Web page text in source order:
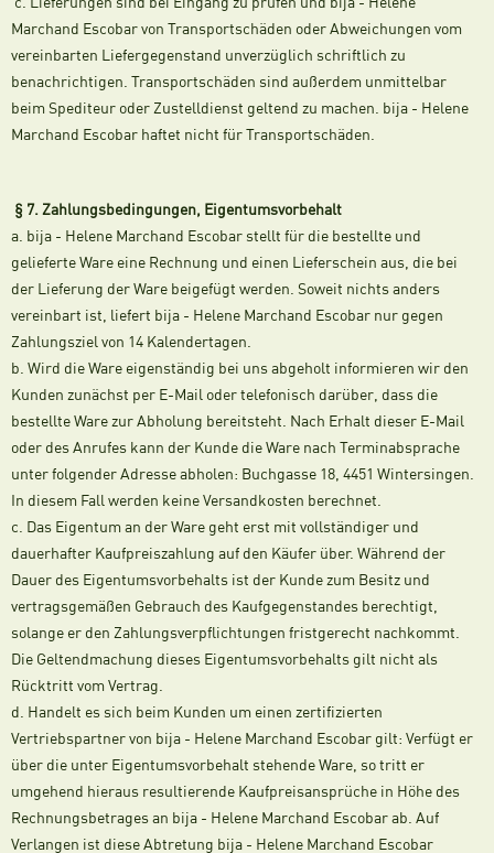
Marchand Escobar von Transportschäden oder Abweichungen vom
vereinbarten Liefergegenstand unverzüglich schriftlich zu
benachrichtigen. Transportschäden sind außerdem unmittelbar
beim Spediteur oder Zustelldienst geltend zu machen. bija - Helene
Marchand Escobar haftet nicht für Transportschäden.
§ 7. Zahlungsbedingungen, Eigentumsvorbehalt
a. bija - Helene Marchand Escobar stellt für die bestellte und
gelieferte Ware eine Rechnung und einen Lieferschein aus, die bei
der Lieferung der Ware beigefügt werden. Soweit nichts anders
vereinbart ist, liefert bija - Helene Marchand Escobar nur gegen
Zahlungsziel von 14 Kalendertagen.
b. Wird die Ware eigenständig bei uns abgeholt informieren wir den
Kunden zunächst per E-Mail oder telefonisch darüber, dass die
bestellte Ware zur Abholung bereitsteht. Nach Erhalt dieser E-Mail
oder des Anrufes kann der Kunde die Ware nach Terminabsprache
unter folgender Adresse abholen: Buchgasse 18, 4451 Wintersingen.
In diesem Fall werden keine Versandkosten berechnet.
c. Das Eigentum an der Ware geht erst mit vollständiger und
dauerhafter Kaufpreiszahlung auf den Käufer über. Während der
Dauer des Eigentumsvorbehalts ist der Kunde zum Besitz und
vertragsgemäßen Gebrauch des Kaufgegenstandes berechtigt,
solange er den Zahlungsverpflichtungen fristgerecht nachkommt.
Die Geltendmachung dieses Eigentumsvorbehalts gilt nicht als
Rücktritt vom Vertrag.
d. Handelt es sich beim Kunden um einen zertifizierten
Vertriebspartner von bija - Helene Marchand Escobar gilt: Verfügt er
über die unter Eigentumsvorbehalt stehende Ware, so tritt er
umgehend hieraus resultierende Kaufpreisansprüche in Höhe des
Rechnungsbetrages an bija - Helene Marchand Escobar ab. Auf
Verlangen ist diese Abtretung bija - Helene Marchand Escobar